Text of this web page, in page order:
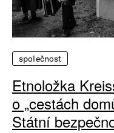
společnost
Etnoložka
o „cestách
Státní